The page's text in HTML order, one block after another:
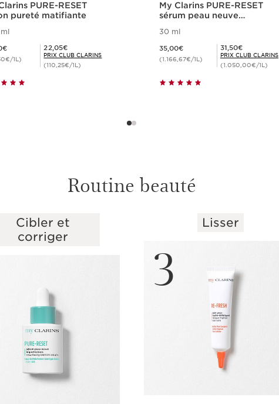
PURE-RESET
pureté matifiante
1L)
Prix Club Clarins 22,05€
22,05€
PRIX CLUB CLARINS
(110,25€/1L)
Achat rapide
My Clarins PURE-RESET
sérum peau neuve
30 ml
35,00€
(1.166,67€/1L)
Prix Club Clarins 31,50€
31,50€
PRIX CLUB CLARINS
(1.050,00€/1L)
Achat rapide
Routine beauté
Cibler et
corriger
Lisser
3